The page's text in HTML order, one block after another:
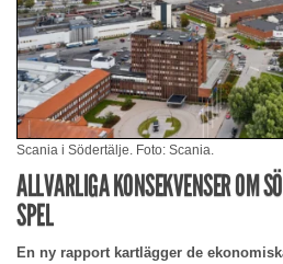
Scania i Södertälje. Foto: Scania.
ALLVARLIGA KONSEKVENSER OM
SPEL
En ny rapport kartlägger de